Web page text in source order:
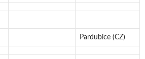
Pardubice (CZ)